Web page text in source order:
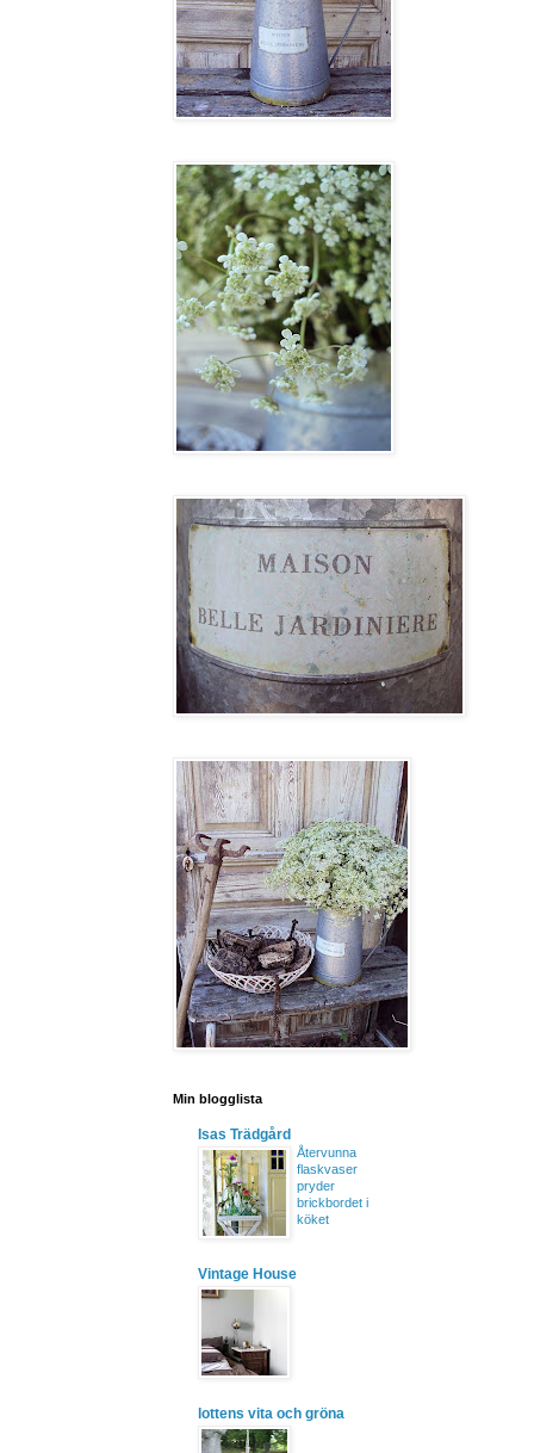
Min blogglista
Isas Trädgård
Återvunna
flaskvaser
pryder
brickbordet i
köket
Vintage House
lottens vita och gröna